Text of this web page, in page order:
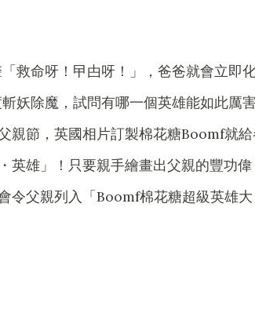
救命呀！曱甴呀！」，爸爸就會立即
妖除魔，試問有哪一個英雄能如此厲害
親節，英國相片訂製棉花糖Boomf就
英雄」！只要親手繪畫出父親的豐功偉
令父親列入「Boomf棉花糖超級英雄大